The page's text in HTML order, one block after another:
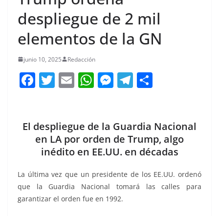
despliegue de 2 mil
elementos de la GN
junio 10, 2025 Redacción
F
e
b
o
o
k
T
er
E
l
W
s
A
p
p
M
e
n
g
er
T
gr
a
m
p
ar
tir
El despliegue de la Guardia Nacional
en LA por orden de Trump, algo
inédito en EE.UU. en décadas
La última vez que un presidente de los EE.UU. ordenó
que la Guardia Nacional tomará las calles para
garantizar el orden fue en 1992.